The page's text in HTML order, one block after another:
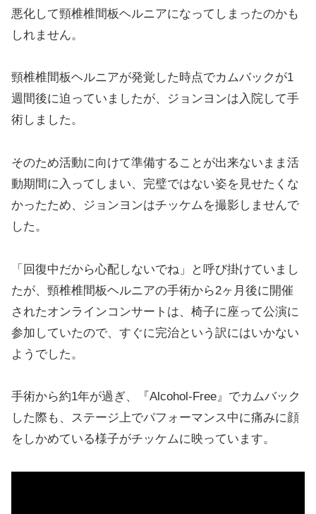
悪化して頸椎椎間板ヘルニアになってしまったのかも
しれません。
頸椎椎間板ヘルニアが発覚した時点でカムバックが1
週間後に迫っていましたが、ジョンヨンは入院して手
術しました。
そのため活動に向けて準備することが出来ないまま活
動期間に入ってしまい、完璧ではない姿を見せたくな
かったため、ジョンヨンはチッケムを撮影しませんで
した。
「回復中だから心配しないでね」と呼び掛けていまし
たが、頸椎椎間板ヘルニアの手術から2ヶ月後に開催
されたオンラインコンサートは、椅子に座って公演に
参加していたので、すぐに完治という訳にはいかない
ようでした。
手術から約1年が過ぎ、『Alcohol-Free』でカムバック
した際も、ステージ上でパフォーマンス中に痛みに顔
をしかめている様子がチッケムに映っています。